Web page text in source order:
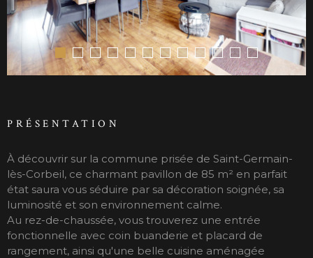
PRÉSENTATION
À découvrir sur la commune prisée de Saint-Germain-
lès-Corbeil, ce charmant pavillon de 85 m² en parfait
état saura vous séduire par sa décoration soignée, sa
luminosité et son environnement calme.
Au rez-de-chaussée, vous trouverez une entrée
fonctionnelle avec coin buanderie et placard de
rangement, ainsi qu'une belle cuisine aménagée